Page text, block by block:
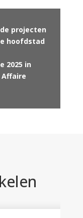
projecten
hoofdstad
2025 in
Affaire